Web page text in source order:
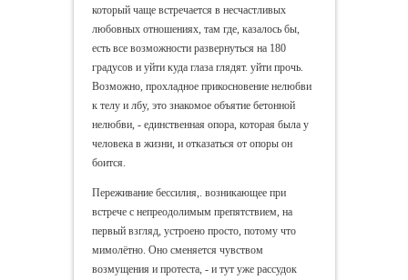
который чаще встречается в несчастливых
любовных отношениях, там где, казалось бы,
есть все возможности развернуться на 180
градусов и уйти куда глаза глядят. уйти прочь.
Возможно, прохладное прикосновение нелюбви
к телу и лбу, это знакомое объятие бетонной
нелюбви, - единственная опора, которая была у
человека в жизни, и отказаться от опоры он
боится.
Переживание бессилия,. возникающее при
встрече с непреодолимым препятствием, на
первый взгляд, устроено просто, потому что
мимолётно. Оно сменяется чувством
возмущения и протеста, - и тут уже рассудок